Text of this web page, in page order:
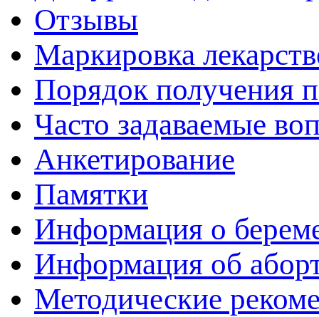
Отзывы
Маркировка
Порядок получения
Часто задаваемые
Анкетирование
Памятки
Информация о
Информация об
Методические